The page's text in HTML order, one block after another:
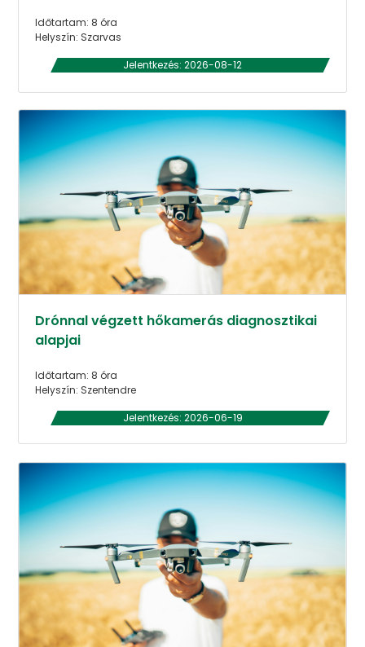
Időtartam: 8 óra
Helyszín: Szarvas
Jelentkezés: 2026-08-12
Drónnal végzett hőkamerás diagnosztikai
alapjai
Időtartam: 8 óra
Helyszín: Szentendre
Jelentkezés: 2026-06-19